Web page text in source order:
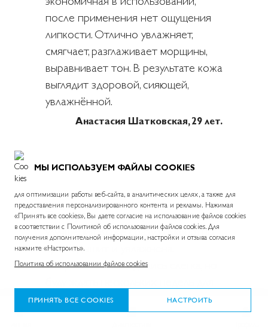
после применения нет ощущения
липкости. Отлично увлажняет,
смягчает, разглаживает морщины,
выравнивает тон. В результате кожа
выглядит здоровой, сияющей,
увлажнённой.
Анастасия Шатковская, 29 лет.
Пользуюсь неделю, уже видны
улучшения. Коже сразу комфортно,
лучше дышит и увлажнена.
Покраснения сгладились слегка, но
результата, как написано в
инструкции. Впитывается легко,
МЫ ИСПОЛЬЗУЕМ ФАЙЛЫ COOKIES
для оптимизации работы веб-сайта, в аналитических целях, а также для
предоставления персонализированного контента и рекламы. Нажимая
«Принять все cookies», Вы даете согласие на использование файлов cookies
в соответствии с Политикой об использовании файлов cookies. Для
получения дополнительной информации, настройки и отзыва согласия
нажмите «Настроить».
Политика об использовании файлов cookies
ПРИНЯТЬ ВСЕ COOKIES НАСТРОИТЬ